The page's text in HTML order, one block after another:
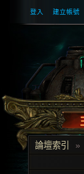
登入 建立帳號
論壇索引 »